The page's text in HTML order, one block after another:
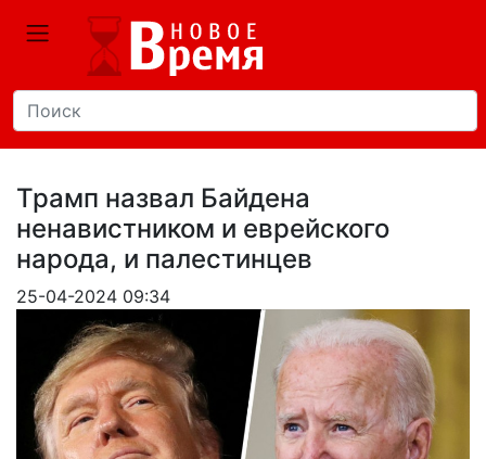
Трамп назвал Байдена
ненавистником и еврейского
народа, и палестинцев
25-04-2024 09:34